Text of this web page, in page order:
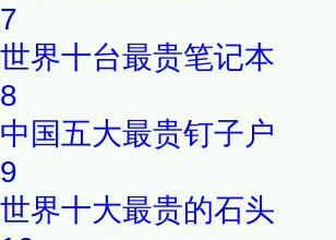
7
世界十台最贵笔记本
8
中国五大最贵钉子户
9
世界十大最贵的石头